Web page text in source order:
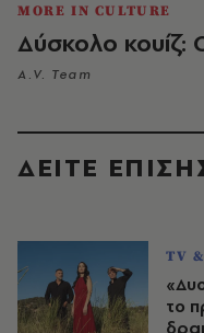
MORE IN CULTURE
Δύσκολο κουίζ:
A.V. Team
ΔΕΙΤΕ
TV
το